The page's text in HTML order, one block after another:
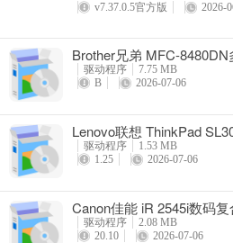
v7.37.0.5官方版
2026-
Brother兄弟 MFC-
驱动程序
7.75 MB
B
2026-07-06
Lenovo联想 ThinkPad
驱动程序
1.53 MB
1.25
2026-07-06
Canon佳能 iR 2545i数码
驱动程序
2.08 MB
20.10
2026-07-06